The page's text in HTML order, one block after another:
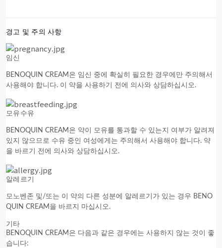
경고 및 주의 사항
임신
BENOQUIN CREAM은 임신 중에 확실히 필요한 경우에만 주의해서
사용해야 합니다. 이 약을 사용하기 전에 의사와 상담하십시오.
모유수유
BENOQUIN CREAM은 약이 모유를 통과할 수 있는지 여부가 알려져
있지 않으므로 수유 중인 여성에게는 주의해서 사용해야 합니다. 약
을 바르기 전에 의사와 상담하십시오.
알레르기
모노벤존 및/또는 이 약의 다른 성분에 알레르기가 있는 경우 BENO
QUIN CREAM을 바르지 마십시오.
기타
BENOQUIN CREAM은 다음과 같은 경우에는 사용하지 않는 것이 좋
습니다: